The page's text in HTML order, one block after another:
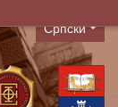
Language
Српски